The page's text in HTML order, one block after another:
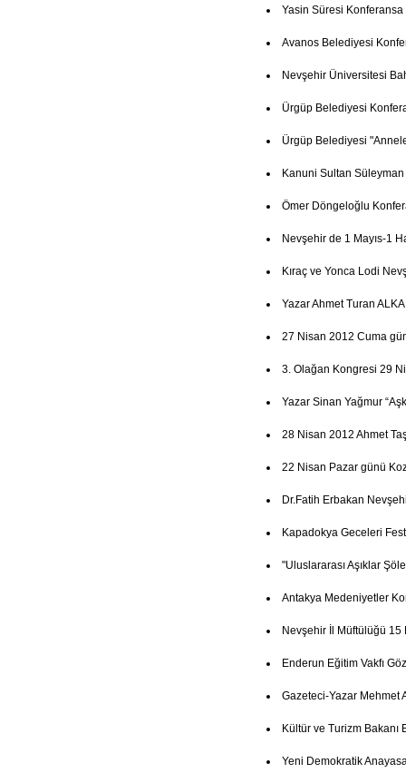
Yasin Süresi Konferansa
Avanos Belediyesi
Nevşehir Üniversitesi
Ürgüp Belediyesi
Ürgüp Belediyesi
Kanuni Sultan
Ömer Döngeloğlu
Nevşehir de 1 Mayıs-1
Kıraç ve Yonca Lodi
Yazar Ahmet Turan
27 Nisan 2012 Cuma
3. Olağan Kongresi 29
Yazar Sinan Yağmur
28 Nisan 2012 Ahmet
22 Nisan Pazar günü
Dr.Fatih Erbakan
Kapadokya Geceleri
"Uluslararası Aşıklar
Antakya Medeniyetler
Nevşehir İl Müftülüğü
Enderun Eğitim Vakfı
Gazeteci-Yazar Mehmet
Kültür ve Turizm Bakanı
Yeni Demokratik